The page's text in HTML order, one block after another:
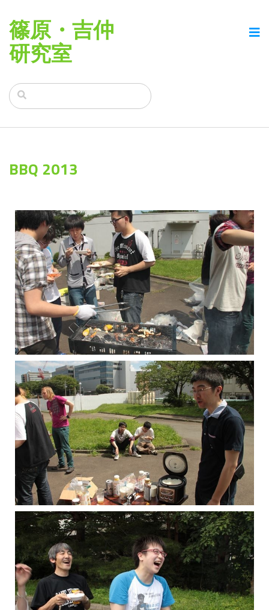
篠原・吉仲
研究室
BBQ 2013